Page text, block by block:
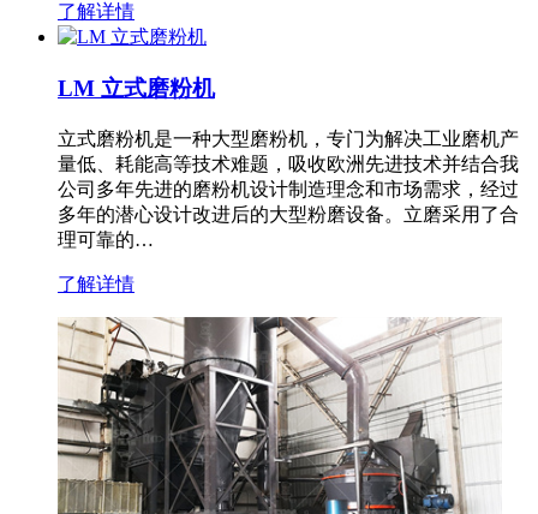
了解详情
LM 立式磨粉机
立式磨粉机是一种大型磨粉机，专门为解决工业磨机产
量低、耗能高等技术难题，吸收欧洲先进技术并结合我
公司多年先进的磨粉机设计制造理念和市场需求，经过
多年的潜心设计改进后的大型粉磨设备。立磨采用了合
理可靠的…
了解详情